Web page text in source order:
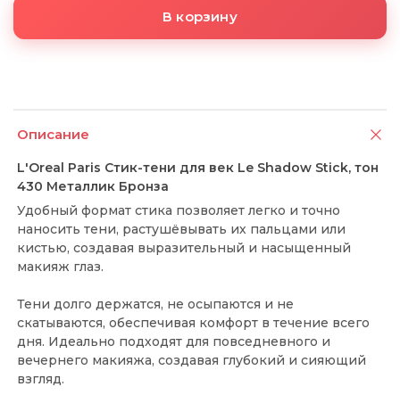
В корзину
Описание
L'Oreal Paris Стик-тени для век Le Shadow Stick, тон
430 Металлик Бронза
Удобный формат стика позволяет легко и точно
наносить тени, растушёвывать их пальцами или
кистью, создавая выразительный и насыщенный
макияж глаз.
Тени долго держатся, не осыпаются и не
скатываются, обеспечивая комфорт в течение всего
дня. Идеально подходят для повседневного и
вечернего макияжа, создавая глубокий и сияющий
взгляд.